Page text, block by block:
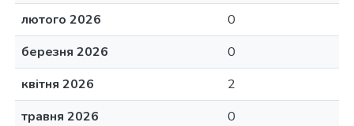
лютого 2026
0
березня 2026
0
квітня 2026
2
травня 2026
0